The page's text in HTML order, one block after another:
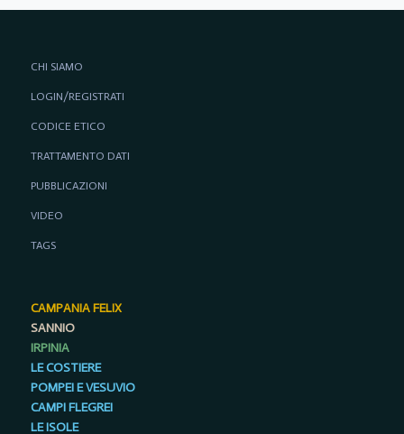
CHI SIAMO
LOGIN/REGISTRATI
CODICE ETICO
TRATTAMENTO DATI
PUBBLICAZIONI
VIDEO
TAGS
CAMPANIA FELIX
SANNIO
IRPINIA
LE COSTIERE
POMPEI E VESUVIO
CAMPI FLEGREI
LE ISOLE